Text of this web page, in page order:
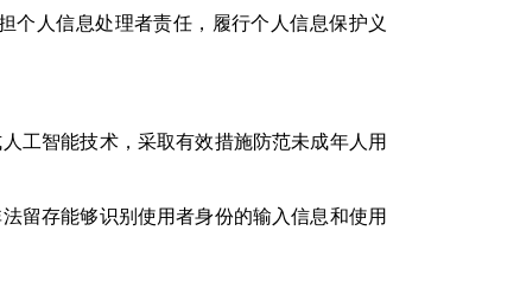
个人信息处理者责任，履行个人信息保护义
工智能技术，采取有效措施防范未成年人用
留存能够识别使用者身份的输入信息和使用